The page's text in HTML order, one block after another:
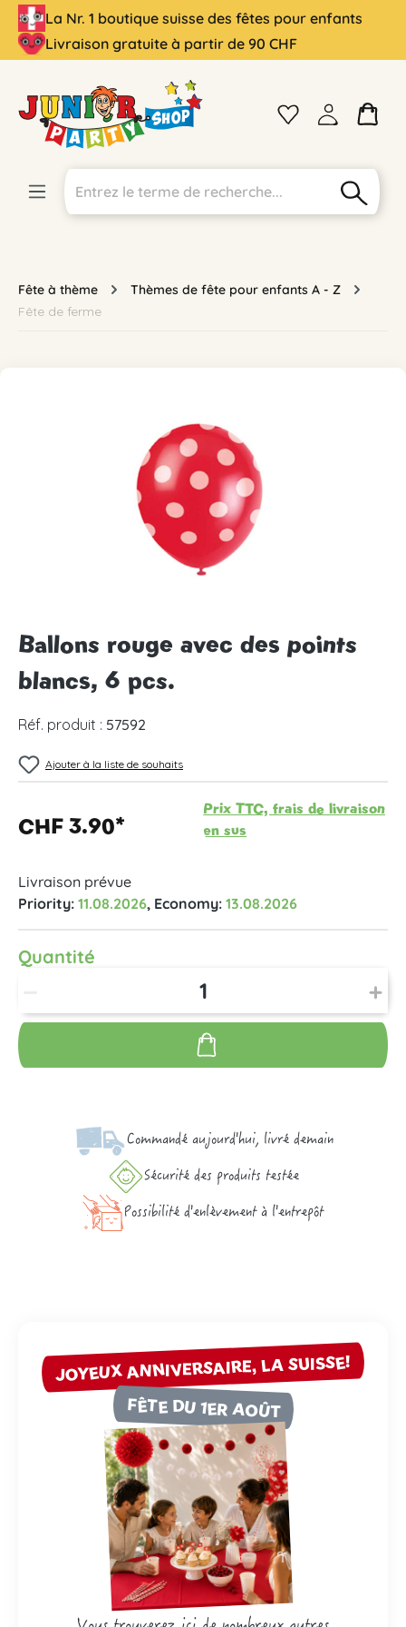
principal
La Nr. 1 boutique suisse des fêtes pour enfants
Livraison gratuite à partir de 90 CHF
Fête à thème
Thèmes de fête pour enfants A - Z
Fête de ferme
Ballons rouge avec des points
blancs, 6 pcs.
Réf. produit : 57592
Ajouter à la liste de souhaits
CHF 3.90*
Prix TTC, frais de livraison
en sus
Livraison prévue
Priority: 11.08.2026, Economy: 13.08.2026
Quantité
Commandé aujourd'hui, livré demain
Sécurité des produits testée
Possibilité d'enlèvement à l'entrepôt
JOYEUX ANNIVERSAIRE, LA SUISSE!
FÊTE DU 1ER AOÛT